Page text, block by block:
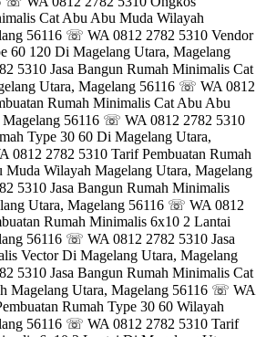
Cat Abu Abu Muda Wilayah
56116 ☏ WA 0812 2782 5310 Vendor
60 120 Di Magelang Utara, Magelang
5310 Jasa Bangun Rumah Minimalis Cat
Utara, Magelang 56116 ☏ WA 0812
Rumah Minimalis Cat Abu Abu
Magelang 56116 ☏ WA 0812 2782 5310
Type 30 60 Di Magelang Utara,
2782 5310 Tarif Pembuatan Rumah
Wilayah Magelang Utara, Magelang
5310 Jasa Bangun Rumah Minimalis
Utara, Magelang 56116 ☏ WA 0812
Rumah Minimalis 6x10 2 Lantai
56116 ☏ WA 0812 2782 5310 Jasa
Vector Di Magelang Utara, Magelang
5310 Jasa Bangun Rumah Minimalis Cat
Magelang Utara, Magelang 56116 ☏ WA
Rumah Type 30 60 Wilayah
56116 ☏ WA 0812 2782 5310 Tarif